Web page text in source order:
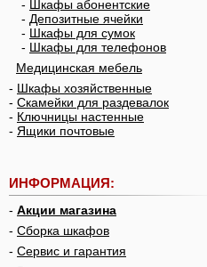
- Шкафы абонентские
- Депозитные ячейки
- Шкафы для сумок
- Шкафы для телефонов
Медицинская мебель
- Шкафы хозяйственные
- Скамейки для раздевалок
- Ключницы настенные
- Ящики почтовые
ИНФОРМАЦИЯ:
- Акции магазина
- Сборка шкафов
- Сервис и гарантия